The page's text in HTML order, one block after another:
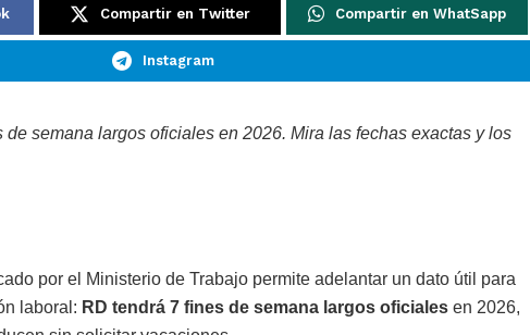
Compartir en Twitter Compartir en WhatSapp
Instagram
semana largos oficiales en 2026. Mira las fechas exactas y los
por el Ministerio de Trabajo permite adelantar un dato útil para
laboral: RD tendrá 7 fines de semana largos oficiales en 2026,